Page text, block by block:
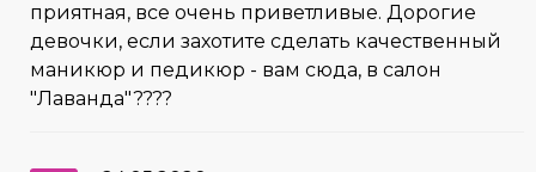
приятная, все очень приветливые. Дорогие
девочки, если захотите сделать качественный
маникюр и педикюр - вам сюда, в салон
"Лаванда"????